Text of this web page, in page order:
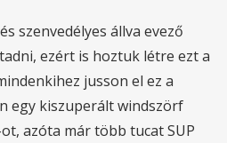
szenvedélyes állva evező
ezért is hoztuk létre ezt a
jusson el ez a
egy kiszuperált windszörf
azóta már több tucat SUP